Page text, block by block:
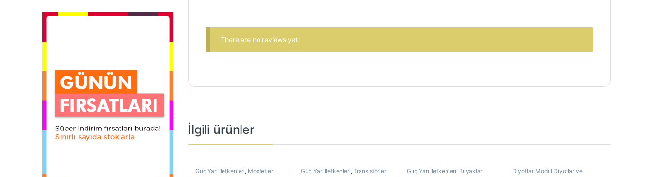
There are no reviews yet.
İlgili ürünler
Güç Yarı İletkenleri, Mosfetler Güç Yarı İletkenleri,Transistörler Güç Yarı İletkenleri, Triyaklar
Diyotlar, Modül Diyotlar ve